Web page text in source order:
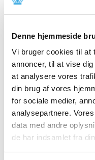
Denne hjemmeside
Vi bruger cookies til at
annoncer, til at vise
at analysere vores
din brug af vores
for sociale medier,
analysepartnere.
data med andre
de har indsamlet fra
PRAC: Øget risiko
12. juli 2024
Den europæiske
patienter, der får GLP-
PRAC-vurderer-
Udfordringer med
|10. juli 2024|